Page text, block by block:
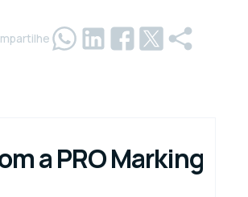
a PRO Marking